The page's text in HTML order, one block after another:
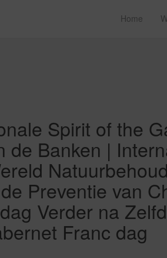
Home
Spirit of the
de Banken |
Preventie van
Verder na
Franc dag